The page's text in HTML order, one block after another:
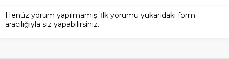
Henüz yorum yapılmamış. İlk yorumu yukarıdaki form
aracılığıyla siz yapabilirsiniz.